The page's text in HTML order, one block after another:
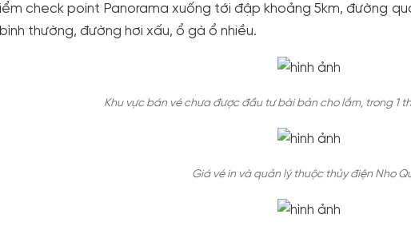
check point Panorama xuống tới đập khoảng 5km, đường
thường, đường hơi xấu, ổ gà ổ nhiều.
Khu vực bán vé chưa được đầu tư bài bản cho lắm, trong 1
Giá vé in và quản lý thuộc thủy điện Nho